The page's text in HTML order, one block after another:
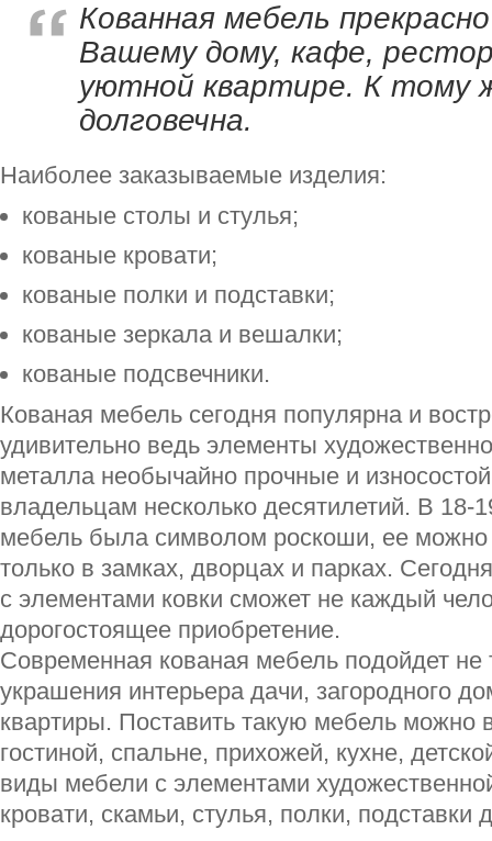
Кованная мебель
Вашему дому, кафе,
уютной квартире. К тому
долговечна.
Наиболее заказываемые изделия:
кованые столы и стулья;
кованые кровати;
кованые полки и подставки;
кованые зеркала и вешалки;
кованые подсвечники.
Кованая мебель сегодня популярна и
удивительно ведь элементы художественно
металла необычайно прочные и
владельцам несколько десятилетий. В 18-
мебель была символом роскоши, ее можно
только в замках, дворцах и парках.
с элементами ковки сможет не каждый
дорогостоящее приобретение.
Современная кованая мебель подойдет не
украшения интерьера дачи, загородного
квартиры. Поставить такую мебель можно
гостиной, спальне, прихожей, кухне,
виды мебели с элементами
кровати, скамьи, стулья, полки, подставки